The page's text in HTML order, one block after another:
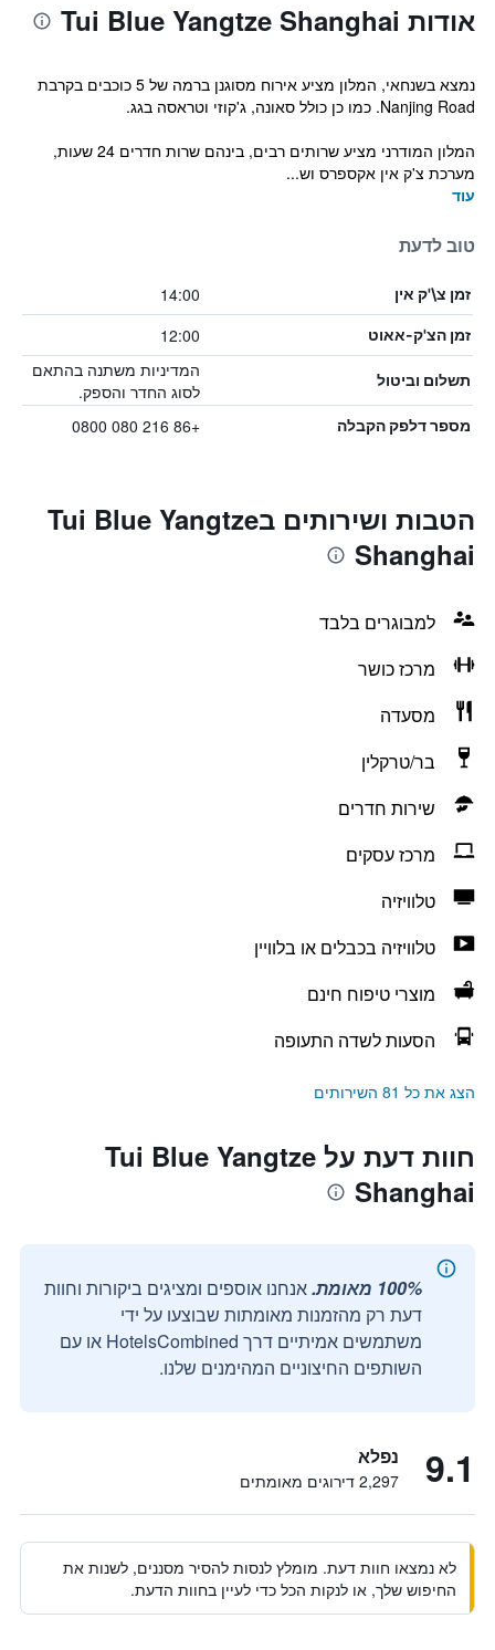
אודות Tui Blue Yangtze Shanghai
נמצא בשנחאי, המלון מציע אירוח מסוגנן ברמה של 5 כוכבים בקרבת
Nanjing Road. כמו כן כולל סאונה, ג'קוזי וטראסה בגג.
המלון המודרני מציע שרותים רבים, בינהם שרות חדרים 24 שעות,
מערכת צ'ק אין אקספרס וש...
עוד
טוב לדעת
זמן צ\'ק אין 14:00
זמן הצ'ק-אאוט 12:00
תשלום וביטול
המדיניות משתנה בהתאם
לסוג החדר והספק.
מספר דלפק הקבלה +86 216 080 0800
הטבות ושירותים בTui Blue Yangtze
Shanghai
למבוגרים בלבד
מרכז כושר
מסעדה
בר/טרקלין
שירות חדרים
מרכז עסקים
טלוויזיה
טלוויזיה בכבלים או בלוויין
מוצרי טיפוח חינם
הסעות לשדה התעופה
הצג את כל 81 השירותים
חוות דעת על Tui Blue Yangtze
Shanghai
100% מאומת.
אנחנו אוספים ומציגים ביקורות וחוות
דעת רק מהזמנות מאומתות שבוצעו על ידי
משתמשים אמיתיים דרך HotelsCombined או עם
השותפים החיצוניים המהימנים שלנו.
9.1 נפלא
2,297 דירוגים מאומתים
לא נמצאו חוות דעת. מומלץ לנסות להסיר מסננים, לשנות את
החיפוש שלך, או לנקות הכל כדי לעיין בחוות הדעת.